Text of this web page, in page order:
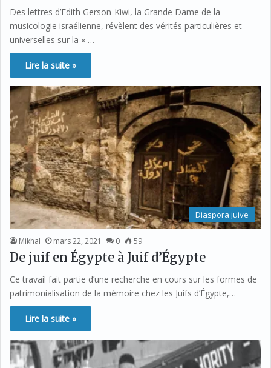
Des lettres d’Edith Gerson-Kiwi, la Grande Dame de la
musicologie israélienne, révèlent des vérités particulières et
universelles sur la « …
Lire la suite »
Diaspora juive
Mikhal mars 22, 2021 0 59
De juif en Égypte à Juif d’Égypte
Ce travail fait partie d’une recherche en cours sur les formes de
patrimonialisation de la mémoire chez les Juifs d’Égypte,…
Lire la suite »